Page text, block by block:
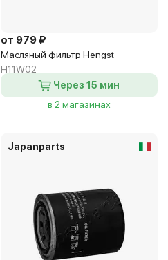
от 979 ₽
Масляный фильтр Hengst
H11W02
Через 15 мин
в 2 магазинах
Japanparts